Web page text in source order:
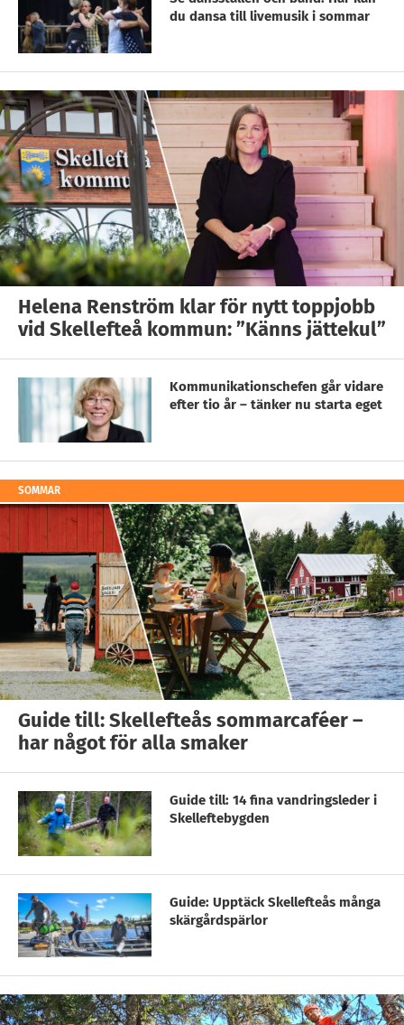
du dansa till livemusik i sommar
Helena Renström klar för nytt toppjobb
vid Skellefteå kommun: ”Känns jättekul”
Kommunikationschefen går vidare
efter tio år – tänker nu starta eget
SOMMAR
Guide till: Skellefteås sommarcaféer –
har något för alla smaker
Guide till: 14 fina vandringsleder i
Skelleftebygden
Guide: Upptäck Skellefteås många
skärgårdspärlor